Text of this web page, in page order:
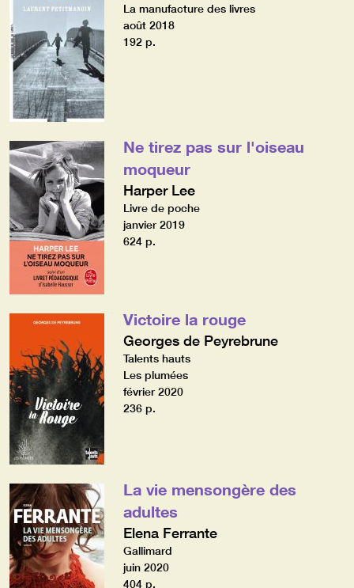
La manufacture des livres
août 2018
192 p.
Ne tirez pas sur l'oiseau
moqueur
Harper Lee
Livre de poche
janvier 2019
624 p.
Victoire la rouge
Georges de Peyrebrune
Talents hauts
Les plumées
février 2020
236 p.
La vie mensongère des
adultes
Elena Ferrante
Gallimard
juin 2020
404 p.